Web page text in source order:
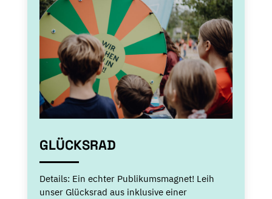
GLÜCKSRAD
Details: Ein echter Publikumsmagnet! Leih
unser Glücksrad aus inklusive einer